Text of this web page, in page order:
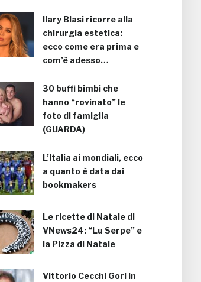
Ilary Blasi ricorre alla
chirurgia estetica:
ecco come era prima e
com’è adesso…
30 buffi bimbi che
hanno “rovinato” le
foto di famiglia
(GUARDA)
L’Italia ai mondiali, ecco
a quanto è data dai
bookmakers
Le ricette di Natale di
VNews24: “Lu Serpe” e
la Pizza di Natale
Vittorio Cecchi Gori in